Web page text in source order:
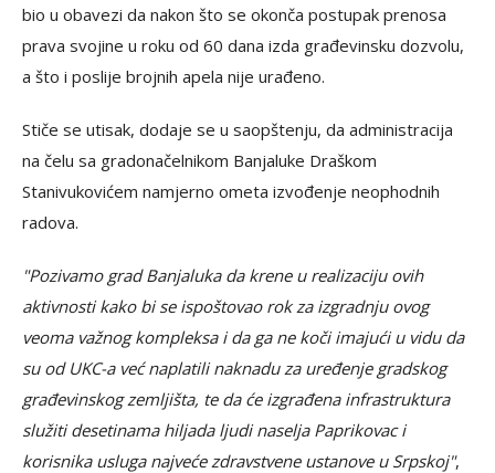
bio u obavezi da nakon što se okonča postupak prenosa
prava svojine u roku od 60 dana izda građevinsku dozvolu,
a što i poslije brojnih apela nije urađeno.
Stiče se utisak, dodaje se u saopštenju, da administracija
na čelu sa gradonačelnikom Banjaluke Draškom
Stanivukovićem namjerno ometa izvođenje neophodnih
radova.
"Pozivamo grad Banjaluka da krene u realizaciju ovih
aktivnosti kako bi se ispoštovao rok za izgradnju ovog
veoma važnog kompleksa i da ga ne koči imajući u vidu da
su od UKC-a već naplatili naknadu za uređenje gradskog
građevinskog zemljišta, te da će izgrađena infrastruktura
služiti desetinama hiljada ljudi naselja Paprikovac i
korisnika usluga najveće zdravstvene ustanove u Srpskoj",